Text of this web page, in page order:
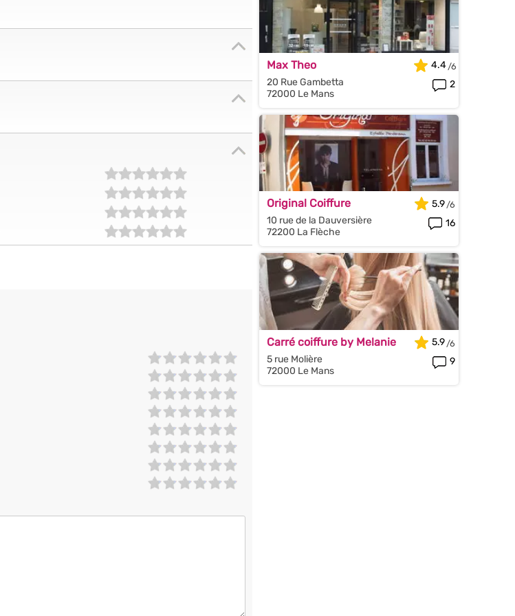
Max Theo
20 Rue Gambetta
72000 Le Mans
4.4
2
Original Coiffure
10 rue de la Dauversière
72200 La Flèche
5.9
16
Carré coiffure by Melanie
5 rue Molière
72000 Le Mans
5.9
9